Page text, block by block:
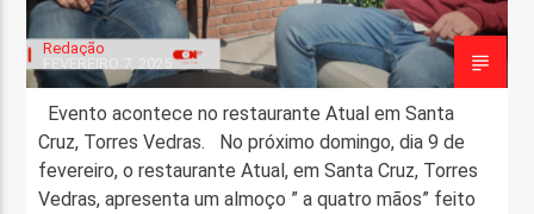
Redação
Evento acontece no restaurante Atual em Santa
Cruz, Torres Vedras. No próximo domingo, dia 9 de
fevereiro, o restaurante Atual, em Santa Cruz, Torres
Vedras, apresenta um almoço ” a quatro mãos” feito